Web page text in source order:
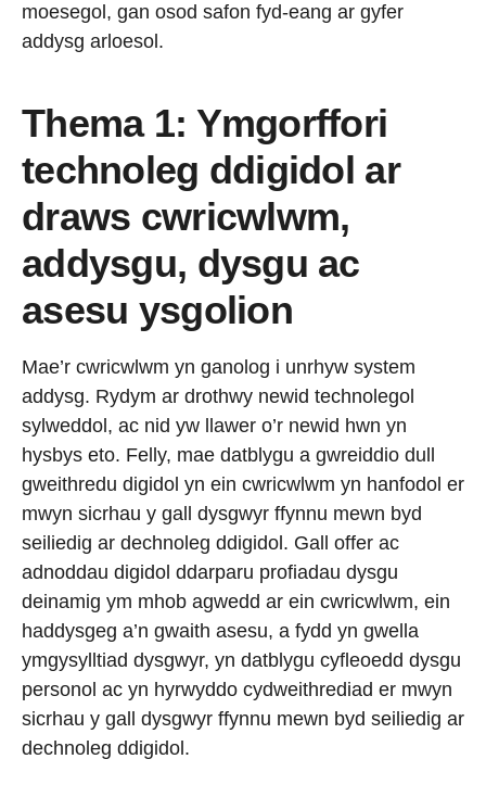
moesegol, gan osod safon fyd-eang ar gyfer
addysg arloesol.
Thema 1: Ymgorffori
technoleg ddigidol ar
draws cwricwlwm,
addysgu, dysgu ac
asesu ysgolion
Mae’r cwricwlwm yn ganolog i unrhyw system
addysg. Rydym ar drothwy newid technolegol
sylweddol, ac nid yw llawer o’r newid hwn yn
hysbys eto. Felly, mae datblygu a gwreiddio dull
gweithredu digidol yn ein cwricwlwm yn hanfodol er
mwyn sicrhau y gall dysgwyr ffynnu mewn byd
seiliedig ar dechnoleg ddigidol. Gall offer ac
adnoddau digidol ddarparu profiadau dysgu
deinamig ym mhob agwedd ar ein cwricwlwm, ein
haddysgeg a’n gwaith asesu, a fydd yn gwella
ymgysylltiad dysgwyr, yn datblygu cyfleoedd dysgu
personol ac yn hyrwyddo cydweithrediad er mwyn
sicrhau y gall dysgwyr ffynnu mewn byd seiliedig ar
dechnoleg ddigidol.